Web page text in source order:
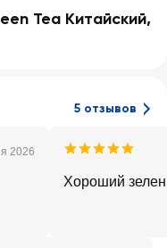
Tea Китайский,
5 отзывов
2026
Хороший